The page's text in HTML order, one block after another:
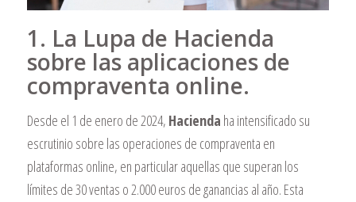
1. La Lupa de Hacienda
sobre las aplicaciones de
compraventa online.
Desde el 1 de enero de 2024, Hacienda ha intensificado su
escrutinio sobre las operaciones de compraventa en
plataformas online, en particular aquellas que superan los
límites de 30 ventas o 2.000 euros de ganancias al año. Esta